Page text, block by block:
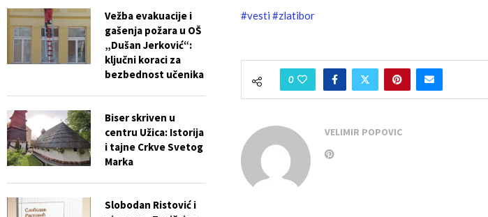
#vesti #zlatibor
0
VELIMIR POPOVIC
Vežba evakuacije i
gašenja požara u OŠ
„Dušan Jerković“:
ključni koraci za
bezbednost učenika
Biser skriven u
centru Užica: Istorija
i tajne Crkve Svetog
Marka
Slobodan Ristović i